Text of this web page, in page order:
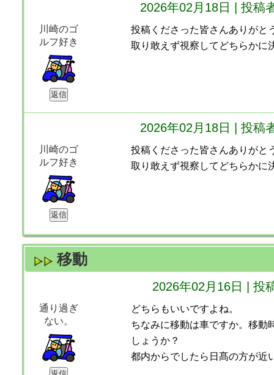
2026年02月18日 | 投稿
川崎のゴ
ルフ好き
投稿くださった皆さんありがと
取り敢えず視察してどちらかに
2026年02月18日 | 投稿
川崎のゴ
ルフ好き
投稿くださった皆さんありがと
取り敢えず視察してどちらかに
移動
2026年02月16日 | 投
通り過ぎ
ない。
どちらもいいですよね。
ちなみに移動は車ですか。移動
しょうか？
都内からでしたら日髙の方が近